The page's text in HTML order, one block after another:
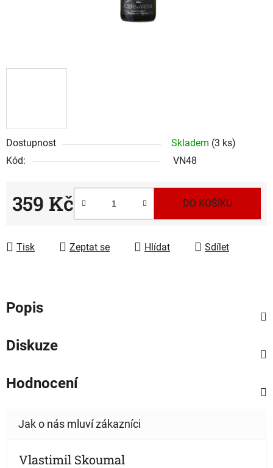
Dostupnost Skladem (3 ks)
Kód:
VN48
359 Kč DO KOŠÍKU
Tisk Zeptat se Hlídat Sdílet
Popis
Diskuze
Hodnocení
Vlastimil Skoumal